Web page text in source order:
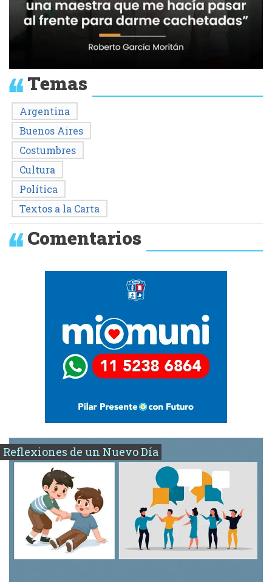
Temas
Argentina
Buenos Aires
Costumbres
Cultura
Política
Textos a la Carta
Comentarios
Reflexiones de un Nuevo Día